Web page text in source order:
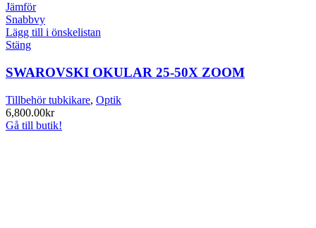
Jämför
Snabbvy
Lägg till i önskelistan
Stäng
SWAROVSKI OKULAR 25-50X ZOOM
Tillbehör tubkikare, Optik
6,800.00kr
Gå till butik!